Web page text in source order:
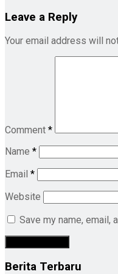
Leave a Reply
Your email address will
Comment *
Name *
Email *
Website
Save my name, email,
Berita Terbaru